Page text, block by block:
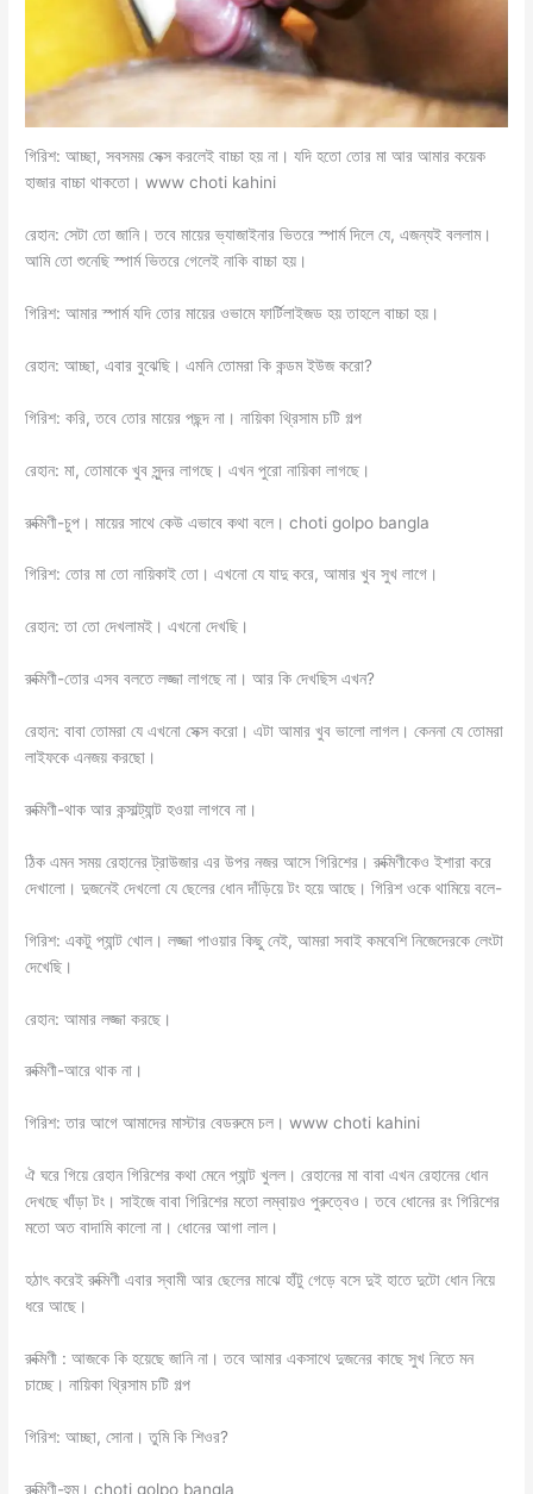
গিরিশ: আচ্ছা, সবসময় সেক্স করলেই বাচ্চা হয় না। যদি হতো তোর মা আর আমার কয়েক
হাজার বাচ্চা থাকতো। www choti kahini
রেহান: সেটা তো জানি। তবে মায়ের ভ্যাজাইনার ভিতরে স্পার্ম দিলে যে, এজন্যই বললাম।
আমি তো শুনেছি স্পার্ম ভিতরে গেলেই নাকি বাচ্চা হয়।
গিরিশ: আমার স্পার্ম যদি তোর মায়ের ওভামে ফার্টিলাইজড হয় তাহলে বাচ্চা হয়।
রেহান: আচ্ছা, এবার বুঝেছি। এমনি তোমরা কি কন্ডম ইউজ করো?
গিরিশ: করি, তবে তোর মায়ের পছন্দ না। নায়িকা থ্রিসাম চটি গল্প
রেহান: মা, তোমাকে খুব সুন্দর লাগছে। এখন পুরো নায়িকা লাগছে।
রুক্মিণী-চুপ। মায়ের সাথে কেউ এভাবে কথা বলে। choti golpo bangla
গিরিশ: তোর মা তো নায়িকাই তো। এখনো যে যাদু করে, আমার খুব সুখ লাগে।
রেহান: তা তো দেখলামই। এখনো দেখছি।
রুক্মিণী-তোর এসব বলতে লজ্জা লাগছে না। আর কি দেখছিস এখন?
রেহান: বাবা তোমরা যে এখনো সেক্স করো। এটা আমার খুব ভালো লাগল। কেননা যে তোমরা
লাইফকে এনজয় করছো।
রুক্মিণী-থাক আর কন্সাল্ট্যান্ট হওয়া লাগবে না।
ঠিক এমন সময় রেহানের ট্রাউজার এর উপর নজর আসে গিরিশের। রুক্মিণীকেও ইশারা করে
দেখালো। দুজনেই দেখলো যে ছেলের ধোন দাঁড়িয়ে টং হয়ে আছে। গিরিশ ওকে থামিয়ে বলে-
গিরিশ: একটু প্যান্ট খোল। লজ্জা পাওয়ার কিছু নেই, আমরা সবাই কমবেশি নিজেদেরকে লেংটা
দেখেছি।
রেহান: আমার লজ্জা করছে।
রুক্মিণী-আরে থাক না।
গিরিশ: তার আগে আমাদের মাস্টার বেডরুমে চল। www choti kahini
ঐ ঘরে গিয়ে রেহান গিরিশের কথা মেনে প্যান্ট খুলল। রেহানের মা বাবা এখন রেহানের ধোন
দেখছে খাঁড়া টং। সাইজে বাবা গিরিশের মতো লম্বায়ও পুরুত্বেও। তবে ধোনের রং গিরিশের
মতো অত বাদামি কালো না। ধোনের আগা লাল।
হঠাৎ করেই রুক্মিণী এবার স্বামী আর ছেলের মাঝে হাঁটু গেড়ে বসে দুই হাতে দুটো ধোন নিয়ে
ধরে আছে।
রুক্মিণী : আজকে কি হয়েছে জানি না। তবে আমার একসাথে দুজনের কাছে সুখ নিতে মন
চাচ্ছে। নায়িকা থ্রিসাম চটি গল্প
গিরিশ: আচ্ছা, সোনা। তুমি কি শিওর?
রুক্মিণী-হুম। choti golpo bangla